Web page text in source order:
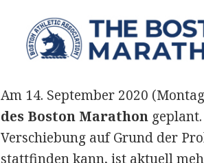
Am 14. September 2020
des Boston Marathon
Verschiebung auf Grund der
stattfinden kann, ist aktuell